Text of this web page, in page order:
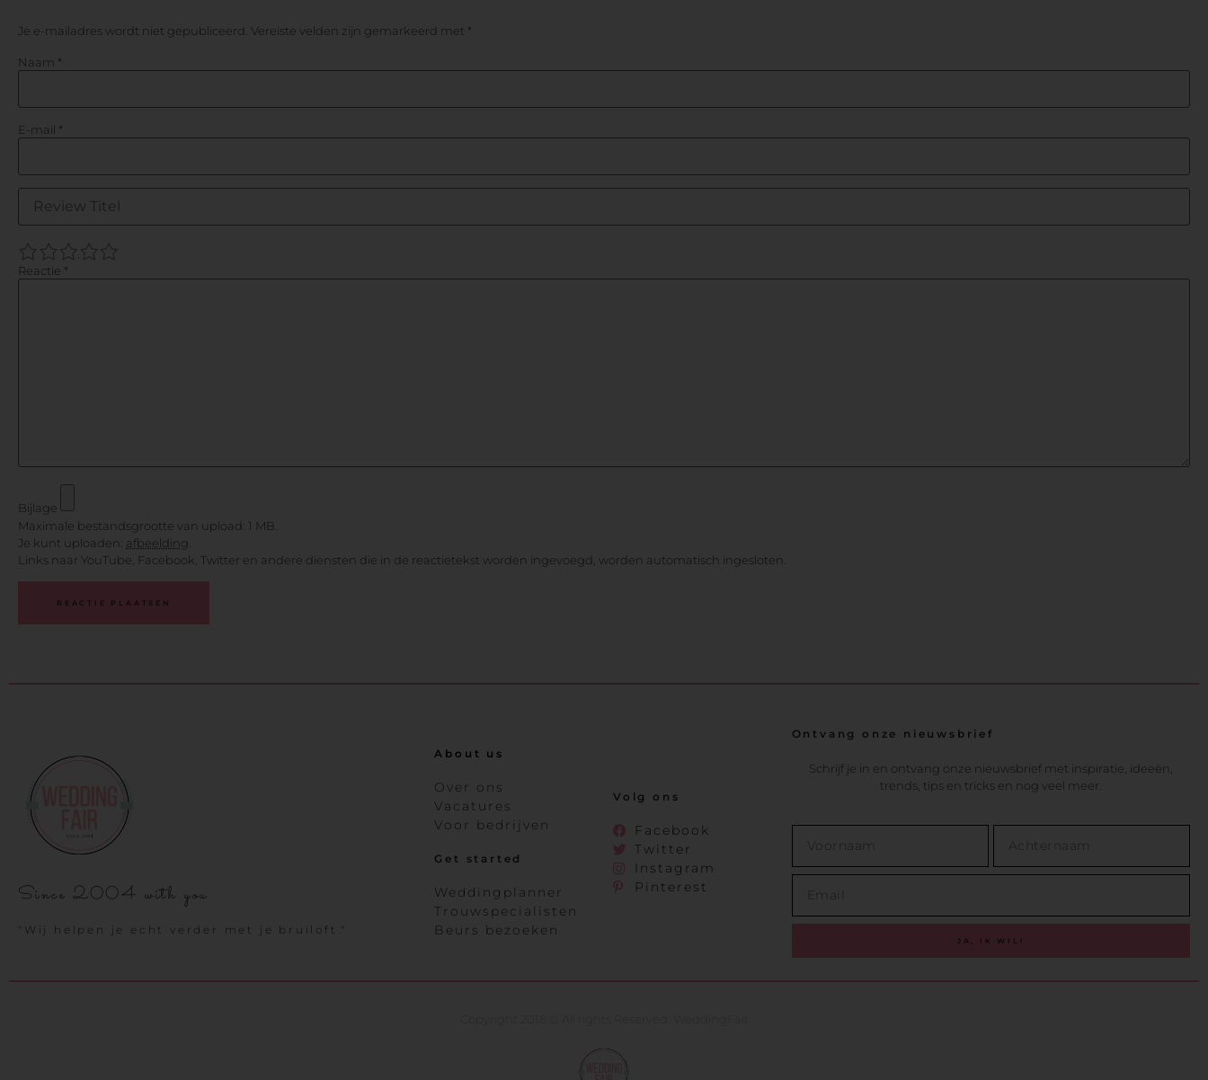
Je e-mailadres wordt niet gepubliceerd. Vereiste velden zijn gemarkeerd met *
Naam *
E-mail *
5
4
3
2
Reactie *
Bijlage
Maximale bestandsgrootte van upload: 1 MB.
Je kunt uploaden: afbeelding
Links naar YouTube, Facebook, Twitter en andere diensten die in de reactietekst worden ingevoegd, worden automatisch ingesloten.
Since 2004 with you
"Wij helpen je echt verder met je bruiloft."
About us
Over ons
Vacatures
Voor bedrijven
Get started
Weddingplanner
Trouwspecialisten
Beurs bezoeken
Volg ons
Facebook
Twitter
Instagram
Pinterest
Ontvang onze nieuwsbrief
Schrijf je in en ontvang onze nieuwsbrief met inspiratie, ideeën,
trends, tips en tricks en nog veel meer.
JA, IK WIL!